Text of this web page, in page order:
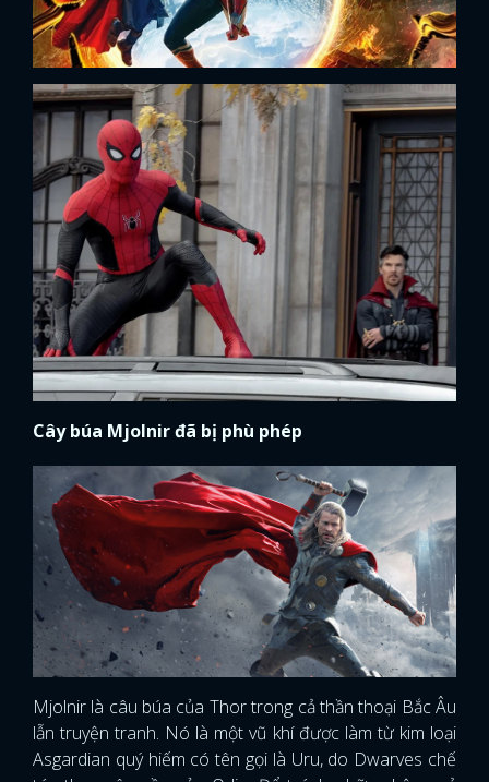
Cây búa Mjolnir đã bị phù phép
Mjolnir là câu búa của Thor trong cả thần thoại Bắc Âu
lẫn truyện tranh. Nó là một vũ khí được làm từ kim loại
Asgardian quý hiếm có tên gọi là Uru, do Dwarves chế